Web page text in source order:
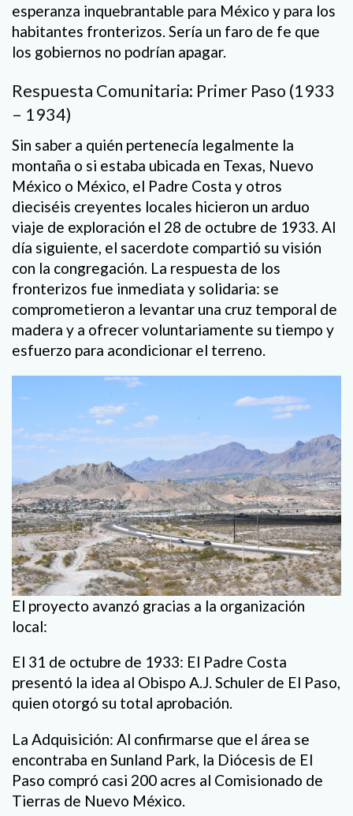
esperanza inquebrantable para México y para los
habitantes fronterizos. Sería un faro de fe que
los gobiernos no podrían apagar.
Respuesta Comunitaria: Primer Paso (1933
– 1934)
Sin saber a quién pertenecía legalmente la
montaña o si estaba ubicada en Texas, Nuevo
México o México, el Padre Costa y otros
dieciséis creyentes locales hicieron un arduo
viaje de exploración el 28 de octubre de 1933. Al
día siguiente, el sacerdote compartió su visión
con la congregación. La respuesta de los
fronterizos fue inmediata y solidaria: se
comprometieron a levantar una cruz temporal de
madera y a ofrecer voluntariamente su tiempo y
esfuerzo para acondicionar el terreno.
El proyecto avanzó gracias a la organización
local:
El 31 de octubre de 1933: El Padre Costa
presentó la idea al Obispo A.J. Schuler de El Paso,
quien otorgó su total aprobación.
La Adquisición: Al confirmarse que el área se
encontraba en Sunland Park, la Diócesis de El
Paso compró casi 200 acres al Comisionado de
Tierras de Nuevo México.